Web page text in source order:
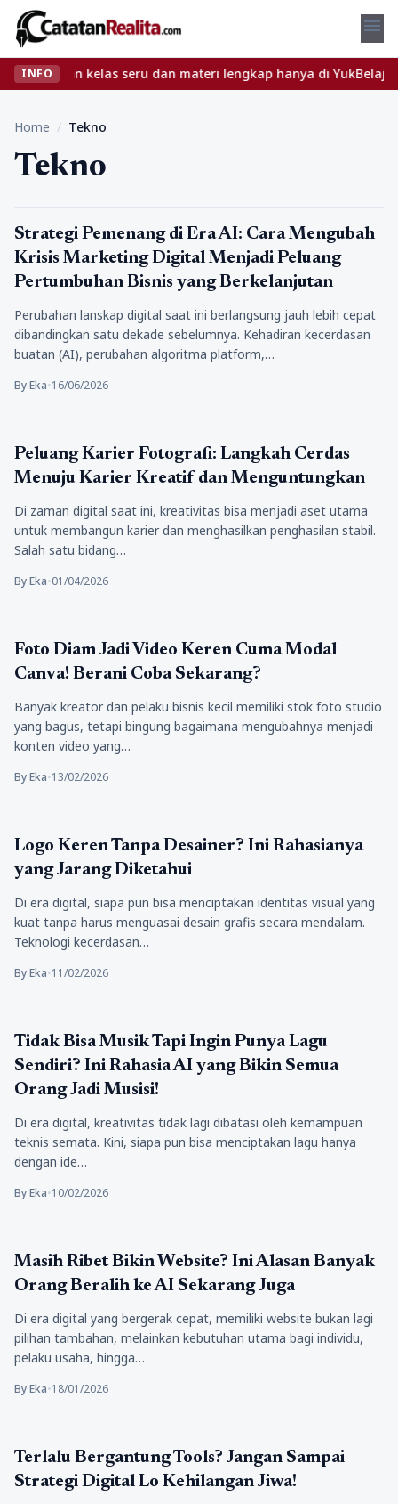
menu
INFO kelas seru dan materi lengkap hanya di
Home / Tekno
Tekno
Tekno
Strategi Pemenang di Era AI: Cara Mengubah
Krisis Marketing Digital Menjadi Peluang
Pertumbuhan Bisnis yang Berkelanjutan
Perubahan lanskap digital saat ini berlangsung jauh lebih cepat
dibandingkan satu dekade sebelumnya. Kehadiran kecerdasan
buatan (AI), perubahan algoritma platform,…
By Eka•16/06/2026
Tekno
Peluang Karier Fotografi: Langkah Cerdas
Menuju Karier Kreatif dan Menguntungkan
Di zaman digital saat ini, kreativitas bisa menjadi aset utama
untuk membangun karier dan menghasilkan penghasilan stabil.
Salah satu bidang…
By Eka•01/04/2026
Tekno
Foto Diam Jadi Video Keren Cuma Modal
Canva! Berani Coba Sekarang?
Banyak kreator dan pelaku bisnis kecil memiliki stok foto studio
yang bagus, tetapi bingung bagaimana mengubahnya menjadi
konten video yang…
By Eka•13/02/2026
Tekno
Logo Keren Tanpa Desainer? Ini Rahasianya
yang Jarang Diketahui
Di era digital, siapa pun bisa menciptakan identitas visual yang
kuat tanpa harus menguasai desain grafis secara mendalam.
Teknologi kecerdasan…
By Eka•11/02/2026
Tekno
Tidak Bisa Musik Tapi Ingin Punya Lagu
Sendiri? Ini Rahasia AI yang Bikin Semua
Orang Jadi Musisi!
Di era digital, kreativitas tidak lagi dibatasi oleh kemampuan
teknis semata. Kini, siapa pun bisa menciptakan lagu hanya
dengan ide…
By Eka•10/02/2026
Tekno
Masih Ribet Bikin Website? Ini Alasan Banyak
Orang Beralih ke AI Sekarang Juga
Di era digital yang bergerak cepat, memiliki website bukan lagi
pilihan tambahan, melainkan kebutuhan utama bagi individu,
pelaku usaha, hingga…
By Eka•18/01/2026
Tekno
Terlalu Bergantung Tools? Jangan Sampai
Strategi Digital Lo Kehilangan Jiwa!